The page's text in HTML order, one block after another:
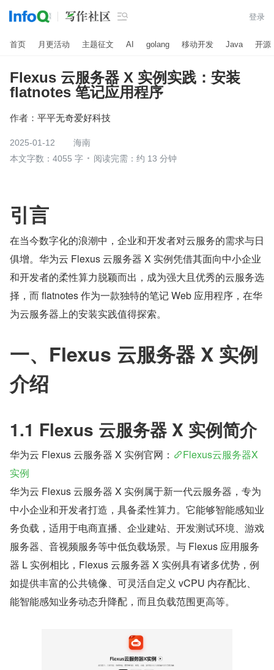
 登录
首页 月更活动 主题征文 AI golang 移动开发 Java 开源
Flexus 云服务器 X 实例实践：安装
flatnotes 笔记应用程序
作者： 平平无奇爱好科技
2025-01-12
海南
本文字数：4055 字
阅读完需：约 13 分钟
引言
在当今数字化的浪潮中，企业和开发者对云服务的需求与日
俱增。华为云 Flexus 云服务器 X 实例凭借其面向中小企业
和开发者的柔性算力脱颖而出，成为强大且优秀的云服务选
择，而 flatnotes 作为一款独特的笔记 Web 应用程序，在华
为云服务器上的安装实践值得探索。
一、Flexus 云服务器 X 实例
介绍
1.1 Flexus 云服务器 X 实例简介
华为云 Flexus 云服务器 X 实例官网：
Flexus云服务器X
实例
华为云 Flexus 云服务器 X 实例属于新一代云服务器，专为
中小企业和开发者打造，具备柔性算力。它能够智能感知业
务负载，适用于电商直播、企业建站、开发测试环境、游戏
服务器、音视频服务等中低负载场景。与 Flexus 应用服务
器 L 实例相比，Flexus 云服务器 X 实例具有诸多优势，例
如提供丰富的公共镜像、可灵活自定义 vCPU 内存配比、
能智能感知业务动态升降配，而且负载范围更高等。